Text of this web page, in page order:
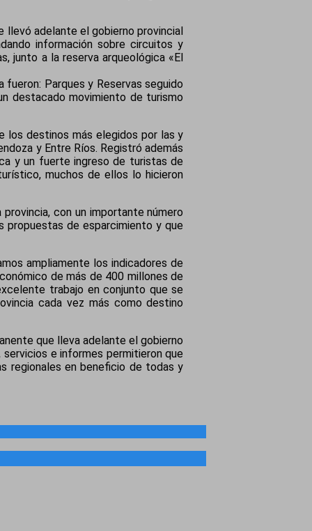
llevó adelante el gobierno provincial
información sobre circuitos y
junto a la reserva arqueológica «El
Parques y Reservas seguido
destacado movimiento de turismo
los destinos más elegidos por las y
y Entre Ríos. Registró además
y un fuerte ingreso de turistas de
muchos de ellos lo hicieron
con un importante número
propuestas de esparcimiento y que
ampliamente los indicadores de
de más de 400 millones de
trabajo en conjunto que se
cada vez más como destino
que lleva adelante el gobierno
e informes permitieron que
regionales en beneficio de todas y